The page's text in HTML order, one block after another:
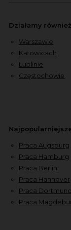
Działamy
Warszawie
Katowicach
Lublinie
Częstochowie
Praca Augsburg
Praca Hamburg
Praca Berlin
Praca Hannover
Praca Dortmund
Praca